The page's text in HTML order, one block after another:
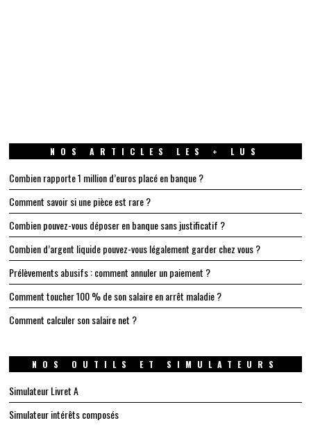
NOS ARTICLES LES + LUS
Combien rapporte 1 million d’euros placé en banque ?
Comment savoir si une pièce est rare ?
Combien pouvez-vous déposer en banque sans justificatif ?
Combien d’argent liquide pouvez-vous légalement garder chez vous ?
Prélèvements abusifs : comment annuler un paiement ?
Comment toucher 100 % de son salaire en arrêt maladie ?
Comment calculer son salaire net ?
NOS OUTILS ET SIMULATEURS
Simulateur Livret A
Simulateur intérêts composés